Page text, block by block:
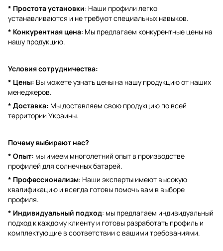
* Простота установки: Наши профили легко
устанавливаются и не требуют специальных навыков.
* Конкурентная цена: Мы предлагаем конкурентные цены на
нашу продукцию.
Условия сотрудничества:
* Цены: Вы можете узнать цены на нашу продукцию от наших
менеджеров.
* Доставка: Мы доставляем свою продукцию по всей
территории Украины.
Почему выбирают нас?
* Опыт: мы имеем многолетний опыт в производстве
профилей для солнечных батарей.
* Профессионализм: Наши эксперты имеют высокую
квалификацию и всегда готовы помочь вам в выборе
профиля.
* Индивидуальный подход: мы предлагаем индивидуальный
подход к каждому клиенту и готовы разработать профиль и
комплектующие в соответствии с вашими требованиями.